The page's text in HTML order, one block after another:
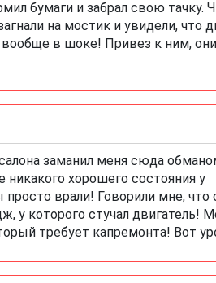
бумаги и забрал свою тачку.
на мостик и увидели, что
вообще в шоке! Привез к ним,
заманил меня сюда
никакого хорошего состояния у
врали! Говорили мне, что
у которого стучал двигатель!
требует капремонта! Вот